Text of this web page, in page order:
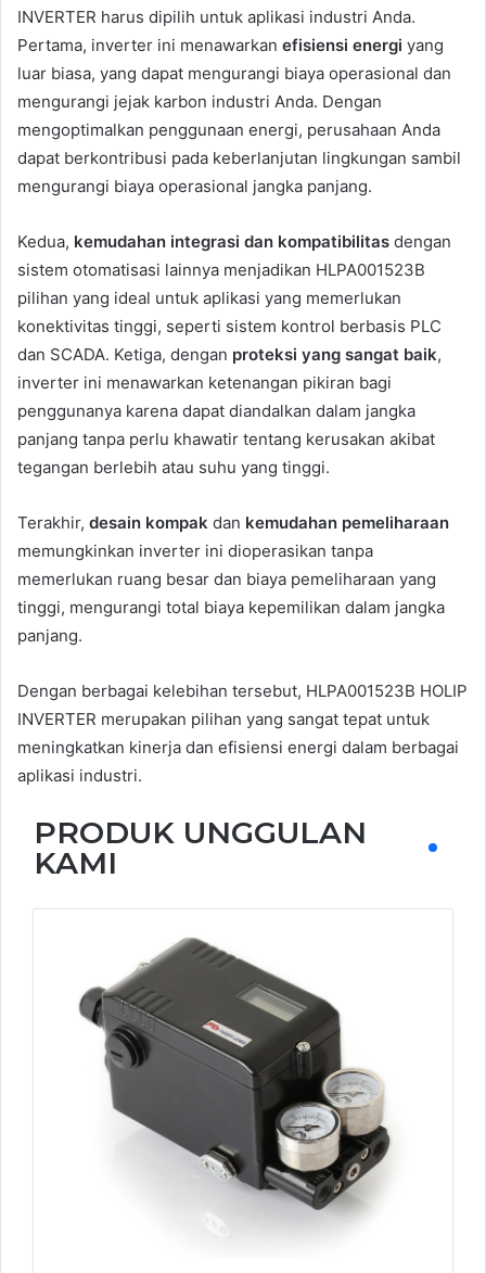
INVERTER harus dipilih untuk aplikasi industri Anda.
Pertama, inverter ini menawarkan efisiensi energi yang
luar biasa, yang dapat mengurangi biaya operasional dan
mengurangi jejak karbon industri Anda. Dengan
mengoptimalkan penggunaan energi, perusahaan Anda
dapat berkontribusi pada keberlanjutan lingkungan sambil
mengurangi biaya operasional jangka panjang.
Kedua, kemudahan integrasi dan kompatibilitas dengan
sistem otomatisasi lainnya menjadikan HLPA001523B
pilihan yang ideal untuk aplikasi yang memerlukan
konektivitas tinggi, seperti sistem kontrol berbasis PLC
dan SCADA. Ketiga, dengan proteksi yang sangat baik,
inverter ini menawarkan ketenangan pikiran bagi
penggunanya karena dapat diandalkan dalam jangka
panjang tanpa perlu khawatir tentang kerusakan akibat
tegangan berlebih atau suhu yang tinggi.
Terakhir, desain kompak dan kemudahan pemeliharaan
memungkinkan inverter ini dioperasikan tanpa
memerlukan ruang besar dan biaya pemeliharaan yang
tinggi, mengurangi total biaya kepemilikan dalam jangka
panjang.
Dengan berbagai kelebihan tersebut, HLPA001523B HOLIP
INVERTER merupakan pilihan yang sangat tepat untuk
meningkatkan kinerja dan efisiensi energi dalam berbagai
aplikasi industri.
PRODUK UNGGULAN
KAMI